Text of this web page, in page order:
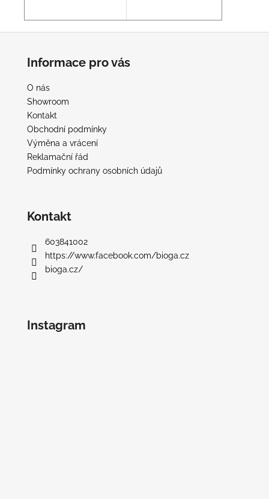
Informace pro vás
O nás
Showroom
Kontakt
Obchodní podmínky
Výměna a vrácení
Reklamační řád
Podmínky ochrany osobních údajů
Kontakt
603841002
https://www.facebook.com/bioga.cz
bioga.cz/
Instagram